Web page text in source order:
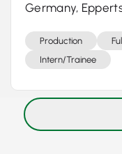
Germany,
Production
Intern/Trainee